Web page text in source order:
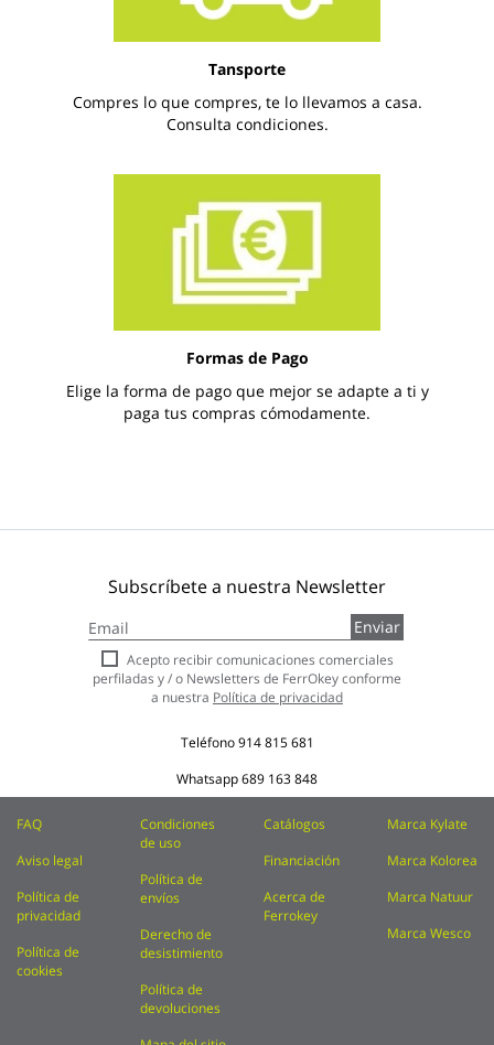
Tansporte
Compres lo que compres, te lo llevamos a casa.
Consulta condiciones.
Formas de Pago
Elige la forma de pago que mejor se adapte a ti y
paga tus compras cómodamente.
Subscríbete a nuestra Newsletter
a
nuestro
boletín
de
Enviar
Acepto recibir comunicaciones comerciales
perfiladas y / o Newsletters de FerrOkey conforme
a nuestra Política de privacidad
Teléfono914 815 681
Whatsapp689 163 848
FAQ
Aviso legal
Política de
privacidad
Política de
cookies
Condiciones
de uso
Política de
envíos
Derecho de
desistimiento
Política de
devoluciones
Catálogos
Financiación
Acerca de
Ferrokey
Marca Kylate
Marca Kolorea
Marca Natuur
Marca Wesco